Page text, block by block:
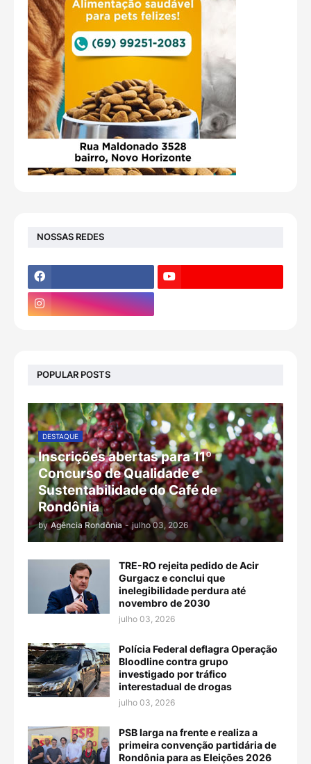
NOSSAS REDES
POPULAR POSTS
DESTAQUE
Inscrições abertas para 11º
Concurso de Qualidade e
Sustentabilidade do Café de
Rondônia
by Agência Rondônia - julho 03, 2026
TRE-RO rejeita pedido de Acir
Gurgacz e conclui que
inelegibilidade perdura até
novembro de 2030
julho 03, 2026
Polícia Federal deflagra Operação
Bloodline contra grupo
investigado por tráfico
interestadual de drogas
julho 03, 2026
PSB larga na frente e realiza a
primeira convenção partidária de
Rondônia para as Eleições 2026